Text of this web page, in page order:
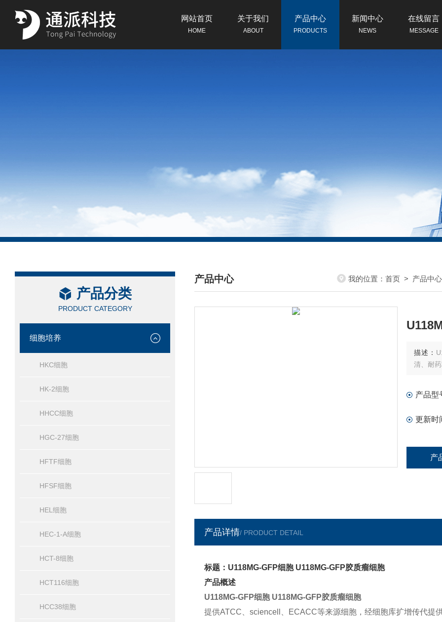
网站首页
HOME
关于我们
ABOUT
产品中心
PRODUCTS
新闻中心
NEWS
在线留言
MESSAGE
产品分类
PRODUCT CATEGORY
细胞培养
HKC细胞
HK-2细胞
HHCC细胞
HGC-27细胞
HFTF细胞
HFSF细胞
HEL细胞
HEC-1-A细胞
HCT-8细胞
HCT116细胞
HCC38细胞
产品中心
/ PRODUCTS CENTER
我的位置： 首页 > 产品中心
描述：
清、耐
产品型
更新时
产
产品详情/ PRODUCT DETAIL
标题：U118MG-GFP细胞 U118MG-GFP胶质瘤细胞
产品概述
U118MG-GFP细胞 U118MG-GFP胶质瘤细胞
提供ATCC、sciencell、ECACC等来源细胞，经细胞库扩增传代提